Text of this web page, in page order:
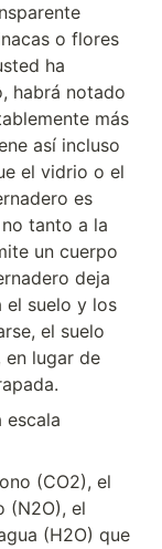
o flores
ha
habrá notado
más
así incluso
el vidrio o el
es
tanto a la
un cuerpo
deja
el suelo y los
el suelo
en lugar de
escala
(CO2), el
(N2O), el
(H2O) que